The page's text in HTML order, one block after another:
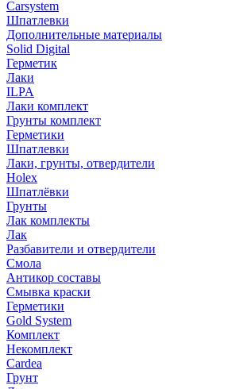
Carsystem
Шпатлевки
Дополнительные материалы
Solid Digital
Герметик
Лаки
ILPA
Лаки комплект
Грунты комплект
Герметики
Шпатлевки
Лаки, грунты, отвердители
Holex
Шпатлёвки
Грунты
Лак комплекты
Лак
Разбавители и отвердители
Смола
Антикор составы
Смывка краски
Герметики
Gold System
Комплект
Некомплект
Cardea
Грунт